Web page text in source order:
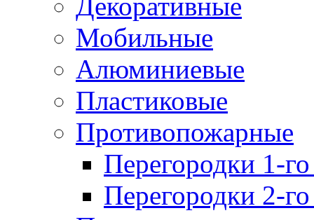
Декоративные
Мобильные
Алюминиевые
Пластиковые
Противопожарные
Перегородки 1-
Перегородки 2-